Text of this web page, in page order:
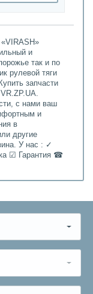
и
так и по
рулевой тяги
запчасти
с нами ваш
и
в
другие
У нас : ✓
☑ Гарантия ☎